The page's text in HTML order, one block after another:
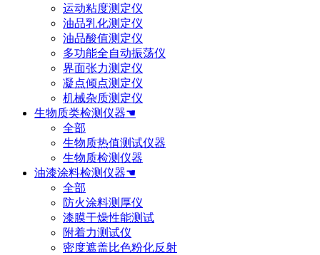
运动粘度测定仪
油品乳化测定仪
油品酸值测定仪
多功能全自动振荡仪
界面张力测定仪
凝点倾点测定仪
机械杂质测定仪
生物质类检测仪器☚
全部
生物质热值测试仪器
生物质检测仪器
油漆涂料检测仪器☚
全部
防火涂料测厚仪
漆膜干燥性能测试
附着力测试仪
密度遮盖比色粉化反射